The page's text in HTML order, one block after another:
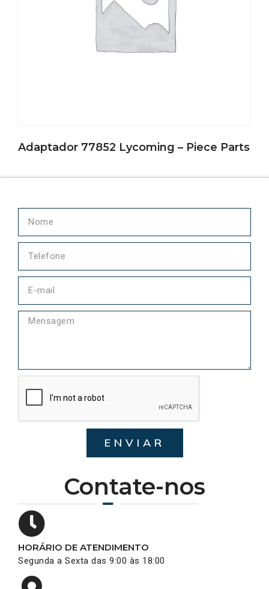
Adaptador 77852 Lycoming – Piece Parts
Contate-nos
HORÁRIO DE ATENDIMENTO
Segunda a Sexta das 9:00 às 18:00
ENVIAR